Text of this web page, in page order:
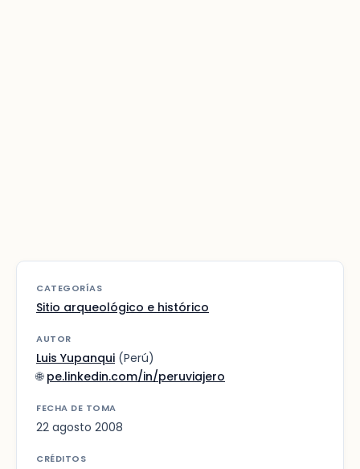
CATEGORÍAS
Sitio arqueológico e histórico
AUTOR
Luis Yupanqui (Perú)
🌐 pe.linkedin.com/in/peruviajero
FECHA DE TOMA
22 agosto 2008
CRÉDITOS